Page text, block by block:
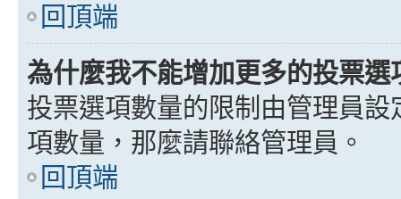
回頂端
為什麼我不能增加更多的投票選
投票選項數量的限制由管理員
項數量，那麼請聯絡管理員。
回頂端